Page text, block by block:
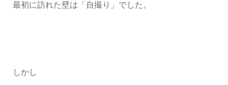
最初に訪れた壁は「自撮り」でした。
しかし